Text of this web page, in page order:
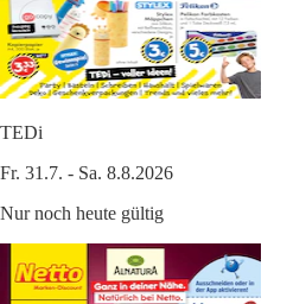
TEDi
Fr. 31.7. - Sa. 8.8.2026
Nur noch heute gültig